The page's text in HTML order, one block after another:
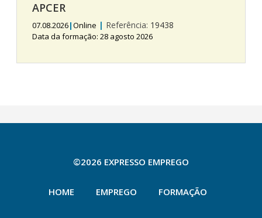
APCER
07.08.2026|Online | Referência: 19438
Data da formação: 28 agosto 2026
©2026 EXPRESSO EMPREGO
HOME EMPREGO FORMAÇÃO